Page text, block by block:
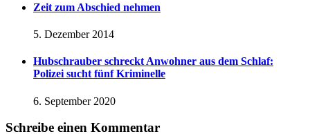
Zeit zum Abschied nehmen
5. Dezember 2014
Hubschrauber schreckt Anwohner aus dem Schlaf:
Polizei sucht fünf Kriminelle
6. September 2020
Schreibe einen Kommentar